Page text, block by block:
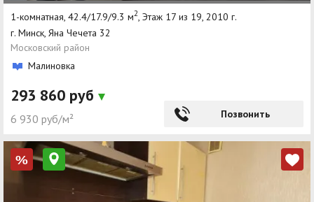
1-комнатная, 42.4/17.9/9.3 м2 , Этаж 17 из 19, 2010 г.
г. Минск, Яна Чечета 32
Московский район
Малиновка
293 860 руб
6 930 руб/м² Позвонить
%